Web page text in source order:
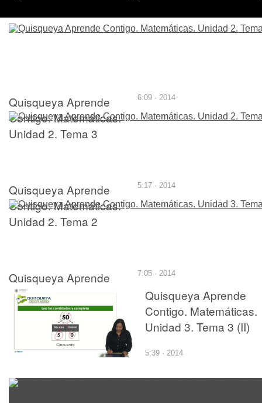
Quisqueya Aprende
Contigo. Matemáticas.
Unidad 2. Tema 3
6:09 · 2014
Quisqueya Aprende
Contigo. Matemáticas.
Unidad 2. Tema 2
5:17 · 2014
Quisqueya Aprende
Contigo. Matemáticas.
Unidad 3. Tema 3
7:05 · 2014
Quisqueya Aprende
Contigo. Matemáticas.
Unidad 3. Tema 3 (II)
5:39 · 2014